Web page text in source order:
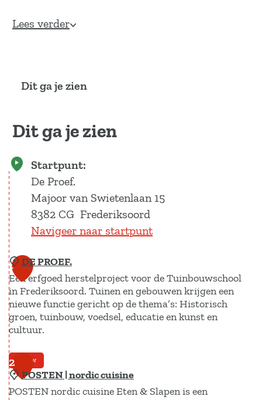
Lees verder
Dit ga je zien
Dit ga je zien
Startpunt:
De Proef.
Majoor van Swietenlaan 15
8382 CG Frederiksoord
Navigeer naar startpunt
1
DE PROEF.
Een erfgoed herstelproject voor de Tuinbouwschool
in Frederiksoord. Tuinen en gebouwen krijgen een
nieuwe functie gericht op de thema’s: Historisch
groen, tuinbouw, voedsel, educatie en kunst en
cultuur.
D
E
P
2
POSTEN | nordic cuisine
Nieuw
POSTEN nordic cuisine Eten & Slapen is een